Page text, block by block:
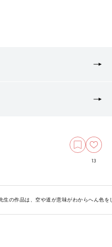
13
生の作品は、空や道が意味がわからへん色